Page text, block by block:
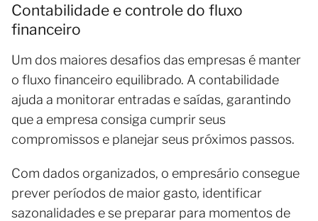
Contabilidade e controle do fluxo
financeiro
Um dos maiores desafios das empresas é manter
o fluxo financeiro equilibrado. A contabilidade
ajuda a monitorar entradas e saídas, garantindo
que a empresa consiga cumprir seus
compromissos e planejar seus próximos passos.
Com dados organizados, o empresário consegue
prever períodos de maior gasto, identificar
sazonalidades e se preparar para momentos de